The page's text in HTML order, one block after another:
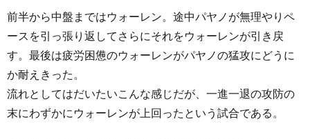
前半から中盤まではウォーレン。途中パヤノが無理やりペ
ースを引っ張り返してさらにそれをウォーレンが引き戻
す。最後は疲労困憊のウォーレンがパヤノの猛攻にどうに
か耐えきった。
流れとしてはだいたいこんな感じだが、一進一退の攻防の
末にわずかにウォーレンが上回ったという試合である。